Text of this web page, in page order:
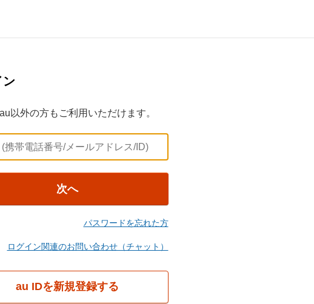
ン
以外の方もご利用いただけます。
次へ
パスワードを忘れた方
ログイン関連のお問い合わせ（チャット）
au IDを新規登録する